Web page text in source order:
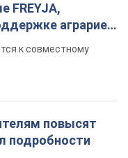
FREYJA,
аграриев.
к совместному
повысят
подробности